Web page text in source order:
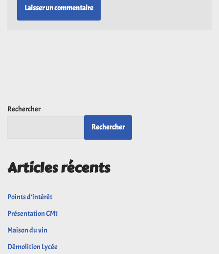
Rechercher
Rechercher
Articles récents
Points d’intérêt
Présentation CM1
Maison du vin
Démolition Lycée